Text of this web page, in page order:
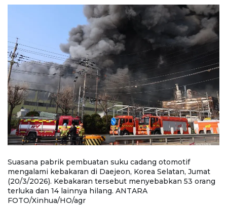
Suasana pabrik pembuatan suku cadang otomotif
mengalami kebakaran di Daejeon, Korea Selatan, Jumat
(20/3/2026). Kebakaran tersebut menyebabkan 53 orang
terluka dan 14 lainnya hilang. ANTARA
FOTO/Xinhua/HO/agr